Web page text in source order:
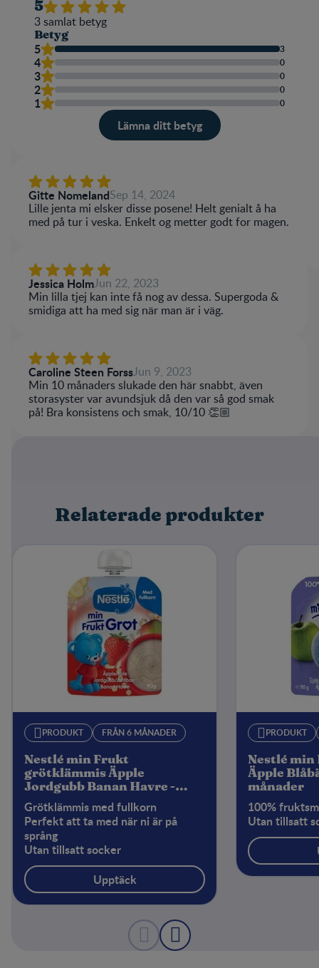
5
3samlat betyg
Betyg
5 3
4 0
3 0
2 0
1 0
Lämna ditt betyg
Namn
Gitte NomelandSep 14, 2024
Lille jenta mi elsker disse posene! Helt genialt å ha
med på tur i veska. Enkelt og metter godt for magen.
Jessica HolmJun 22, 2023
Min lilla tjej kan inte få nog av dessa. Supergoda &
smidiga att ha med sig när man är i väg.
Caroline Steen ForssJun 9, 2023
Min 10 månaders slukade den här snabbt, även
storasyster var avundsjuk då den var så god smak
på! Bra konsistens och smak, 10/10 👏🏼
Relaterade produkter
PRODUKT FRÅN 6 MÅNADER
Nestlé min Frukt
grötklämmis Äpple
Jordgubb Banan Havre -
Från 6 månader
Grötklämmis med fullkorn
Perfekt att ta med när ni är på
språng
Utan tillsatt socker
Upptäck
PRODUKT
Nestlé min
Äpple
månader
100%
Utan tillsatt